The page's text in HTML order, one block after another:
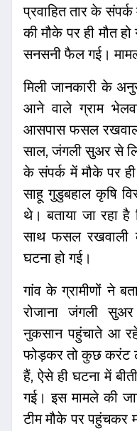
प्रवाहित तार के
की मौके पर ही मौत
सनसनी फैल गई।
मिली जानकारी के
आने वाले ग्राम
आसपास फसल
साल, जंगली सुअर से
के संपर्क में मौके पर
साहू गुडुबहाल कृषि
थे। बताया जा रहा
साथ फसल
घटना हो गई।
गांव के ग्रामीणों ने
रोजाना जंगली
नुकसान पहुंचाते आ
फोड़कर तो कुछ करंट
हैं, ऐसे ही घटना में
गई। इस मामले की
टीम मौके पर पहुंचकर